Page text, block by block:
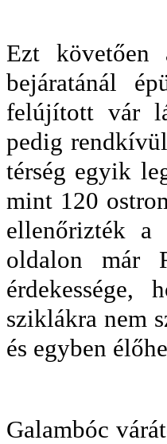
Ezt követően
bejáratánál
felújított vár
pedig
térség egyik
mint 120
ellenőrizték a
oldalon már
sziklákra nem
és egyben
Galambóc